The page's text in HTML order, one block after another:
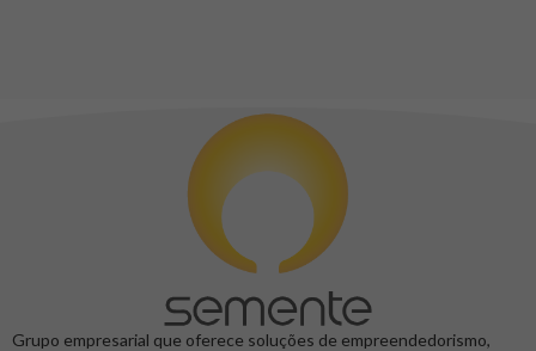
Grupo empresarial que oferece soluções de empreendedorismo,